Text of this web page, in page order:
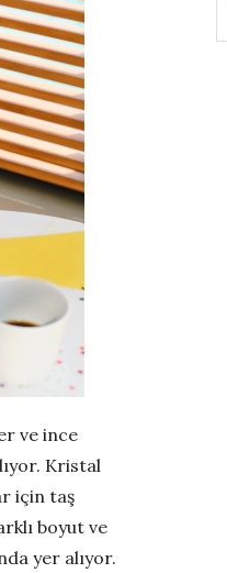
ve ince
Kristal
için taş
boyut ve
yer alıyor.